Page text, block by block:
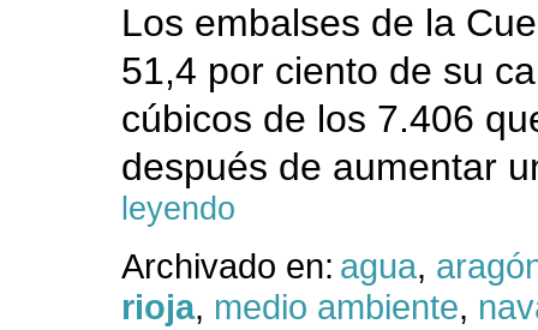
Los embalses de la
51,4 por ciento de su
cúbicos de los 7.406
después de aumentar
leyendo
Archivado en: agua,
rioja, medio ambiente,